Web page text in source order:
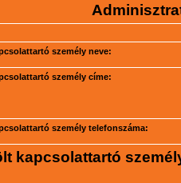
személy neve:
személy címe:
személy telefonszáma:
kapcsolattartó